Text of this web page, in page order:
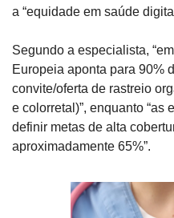
a “equidade em saúde
Segundo a especialista,
Europeia aponta para 90%
convite/oferta de rastreio
e colorretal)”, enquanto “as
definir metas de alta
aproximadamente 65%”.